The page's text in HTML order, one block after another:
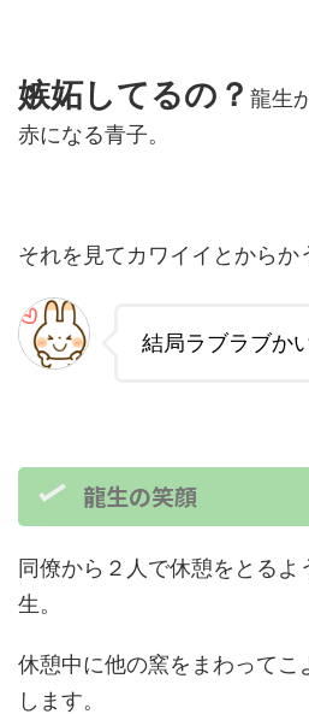
嫉妬してるの？ 龍生
赤になる青子。
それを見てカワイイとからか
結局ラブラブか
龍生の笑顔
同僚から２人で休憩をとる
生。
休憩中に他の窯をまわってこ
します。